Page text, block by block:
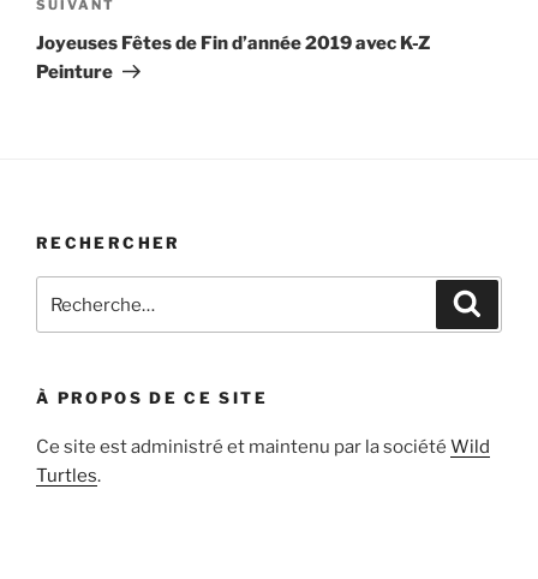
Article
suivant
SUIVANT
Joyeuses Fêtes de Fin d’année 2019 avec K-Z
Peinture
RECHERCHER
pour
À PROPOS DE CE SITE
Ce site est administré et maintenu par la société Wild
Turtles.